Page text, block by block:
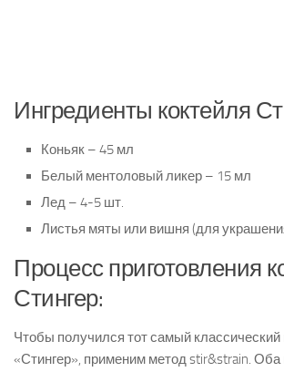
Ингредиенты коктейля
Коньяк – 45 мл
Белый ментоловый ликер – 15 мл
Лед – 4-5 шт.
Листья мяты или вишня (для
Процесс приготовления
Стингер:
Чтобы получился тот самый классический
«Стингер», применим метод stir&strain. Оба